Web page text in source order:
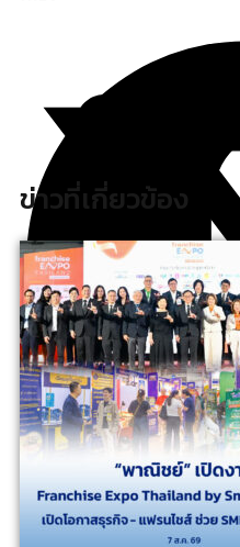
ข่าวที่เกี่ยวข้อง